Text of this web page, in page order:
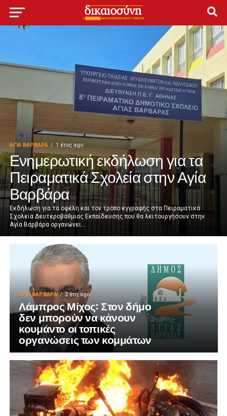
ΑΓΙΑ ΒΑΡΒΑΡΑ 1 έτος ago
Ενημερωτική εκδήλωση για τα
Πειραματικά Σχολεία στην Αγία
Βαρβάρα
Εκδήλωση για τα οφέλη και τον τρόπο εγγραφής στα Πειραματικά
Σχολεία Δευτεροβάθμιας Εκπαίδευσης που θα λειτουργήσουν στην
Αγία Βαρβάρα οργανώνει...
ΑΓΙΑ ΒΑΡΒΑΡΑ 2 έτη ago
Λάμπρος Μίχος: Στον δήμο
δεν μπορούν να κάνουν
κουμάντο οι τοπικές
οργανώσεις των κομμάτων